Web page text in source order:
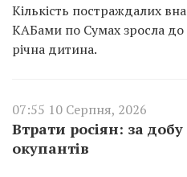
Кількість постраждалих
КАБами по Сумах зросла до
річна дитина.
07:55 10 Серпня, 2026
Втрати росіян: за
окупантів